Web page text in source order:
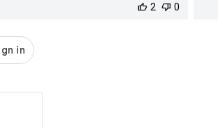
子化対策の不十分さを指摘しています。
勢を批判し、日本の腐敗を憂慮していま
す。
検出された陰謀要素
- 政策の利権化と裏金の蓄積に関する主
thumb_up 2 thumb_down 0